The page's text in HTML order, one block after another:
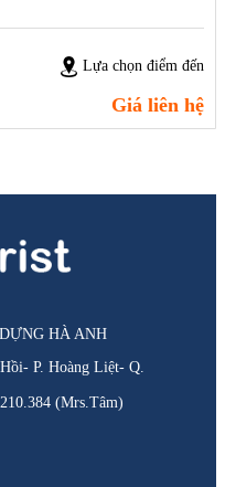
Lựa chọn điểm đến
Giá liên hệ
HÀ ANH
P. Hoàng Liệt- Q.
(Mrs.Tâm)